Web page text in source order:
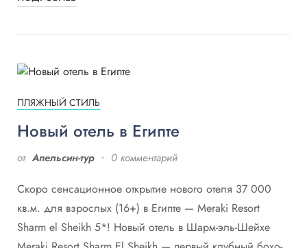
ПЛЯЖНЫЙ СТИЛЬ
Новый отель в Египте
от Апельсин-тур 0 комментарий
Скоро сенсационное открытие нового отеля 37 000
кв.м. для взрослых (16+) в Египте — Meraki Resort
Sharm el Sheikh 5*! Новый отель в Шарм-эль-Шейхе